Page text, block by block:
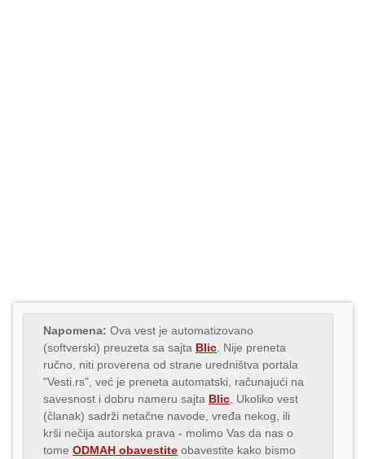
Napomena: Ova vest je automatizovano
(softverski) preuzeta sa sajta Blic . Nije preneta
ručno, niti proverena od strane uredništva portala
"Vesti.rs", već je preneta automatski, računajući na
savesnost i dobru nameru sajta Blic . Ukoliko vest
(članak) sadrži netačne navode, vređa nekog, ili
krši nečija autorska prava - molimo Vas da nas o
tome ODMAH obavestite obavestite kako bismo